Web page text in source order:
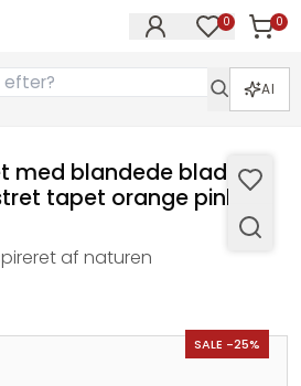
0 0
Varer
AI
med blandede blade
tapet orange pink
af naturen
SALE -25%